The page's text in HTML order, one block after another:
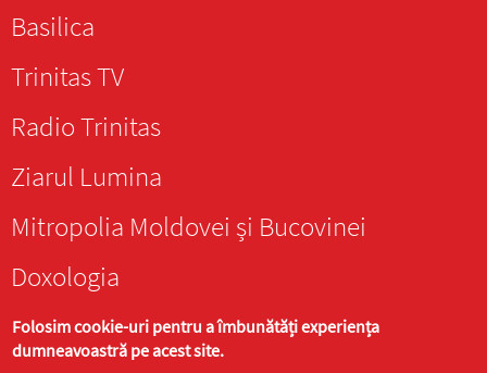
Basilica
Trinitas TV
Radio Trinitas
Ziarul Lumina
Mitropolia Moldovei și Bucovinei
Doxologia
Folosim cookie-uri pentru a îmbunătăți experiența
dumneavoastră pe acest site.